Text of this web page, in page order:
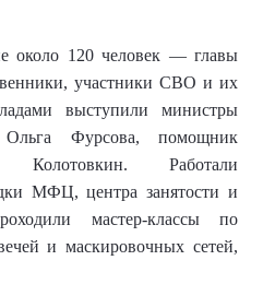
около 120 человек — главы
участники СВО и их
выступили министры
Фурсова, помощник
Колотовкин. Работали
МФЦ, центра занятости и
мастер-классы по
и маскировочных сетей,